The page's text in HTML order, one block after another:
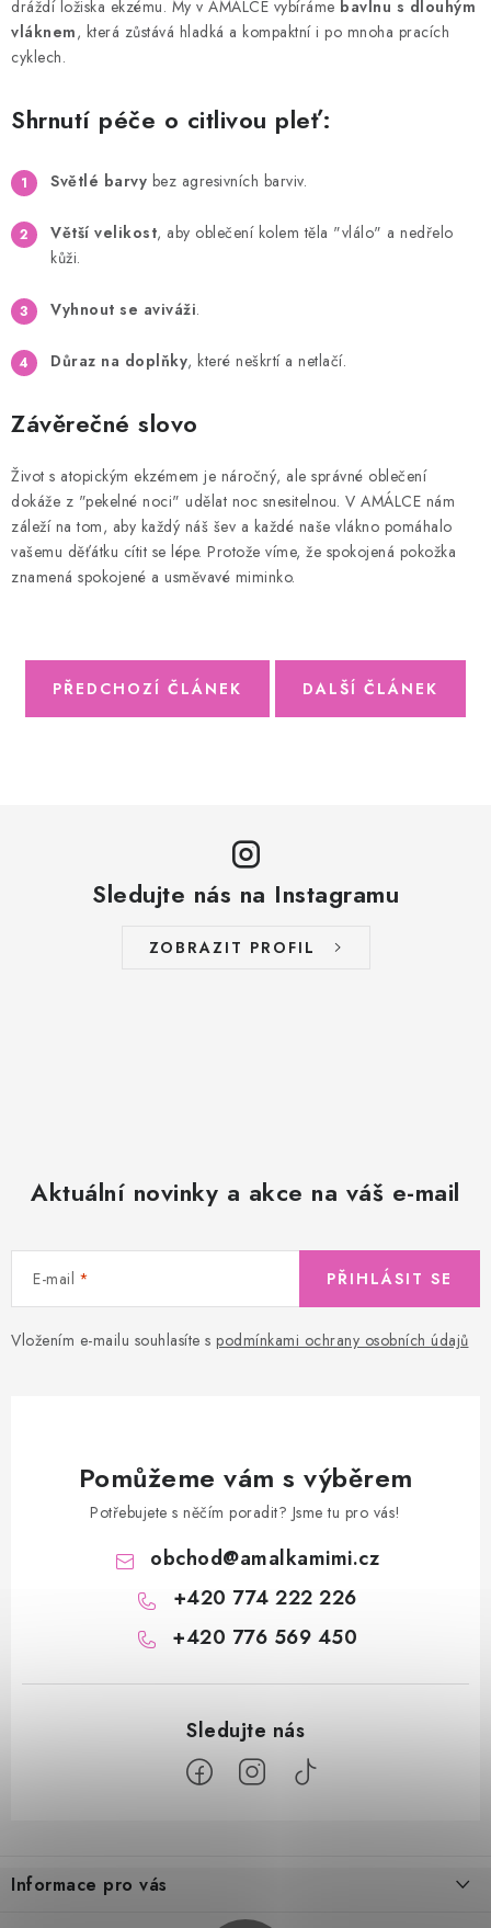
dráždí ložiska ekzému. My v AMÁLCE vybíráme bavlnu s dlouhým
vláknem, která zůstává hladká a kompaktní i po mnoha pracích
cyklech.
Shrnutí péče o citlivou pleť:
Světlé barvy bez agresivních barviv.
Větší velikost, aby oblečení kolem těla "vlálo" a nedřelo
kůži.
Vyhnout se aviváži.
Důraz na doplňky, které neškrtí a netlačí.
Závěrečné slovo
Život s atopickým ekzémem je náročný, ale správné oblečení
dokáže z "pekelné noci" udělat noc snesitelnou. V AMÁLCE nám
záleží na tom, aby každý náš šev a každé naše vlákno pomáhalo
vašemu děťátku cítit se lépe. Protože víme, že spokojená pokožka
znamená spokojené a usměvavé miminko.
PŘEDCHOZÍ ČLÁNEK DALŠÍ ČLÁNEK
Sledujte nás na Instagramu
ZOBRAZIT PROFIL
Aktuální novinky a akce na váš e-mail
E-mail
Vložením e-mailu souhlasíte s podmínkami ochrany osobních údajů
PŘIHLÁSIT SE
Pomůžeme vám s výběrem
Potřebujete s něčím poradit? Jsme tu pro vás!
obchod@amalkamimi.cz
+420 774 222 226
+420 776 569 450
pInformace pro vás